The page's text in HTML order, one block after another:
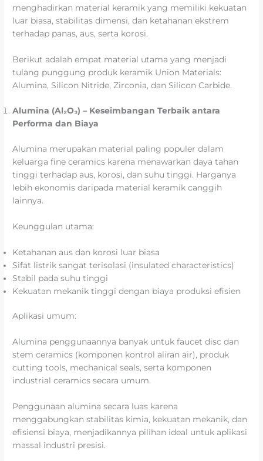
menghadirkan material keramik yang memiliki kekuatan
luar biasa, stabilitas dimensi, dan ketahanan ekstrem
terhadap panas, aus, serta korosi.
Berikut adalah empat material utama yang menjadi
tulang punggung produk keramik Union Materials:
Alumina, Silicon Nitride, Zirconia, dan Silicon Carbide.
Alumina (Al₂O₃) – Keseimbangan Terbaik antara
Performa dan Biaya
Alumina merupakan material paling populer dalam
keluarga fine ceramics karena menawarkan daya tahan
tinggi terhadap aus, korosi, dan suhu tinggi. Harganya
lebih ekonomis daripada material keramik canggih
lainnya.
Keunggulan utama:
Ketahanan aus dan korosi luar biasa
Sifat listrik sangat terisolasi (insulated characteristics)
Stabil pada suhu tinggi
Kekuatan mekanik tinggi dengan biaya produksi efisien
Aplikasi umum:
Alumina penggunaannya banyak untuk faucet disc dan
stem ceramics (komponen kontrol aliran air), produk
cutting tools, mechanical seals, serta komponen
industrial ceramics secara umum.
Penggunaan alumina secara luas karena
menggabungkan stabilitas kimia, kekuatan mekanik, dan
efisiensi biaya, menjadikannya pilihan ideal untuk aplikasi
massal industri presisi.